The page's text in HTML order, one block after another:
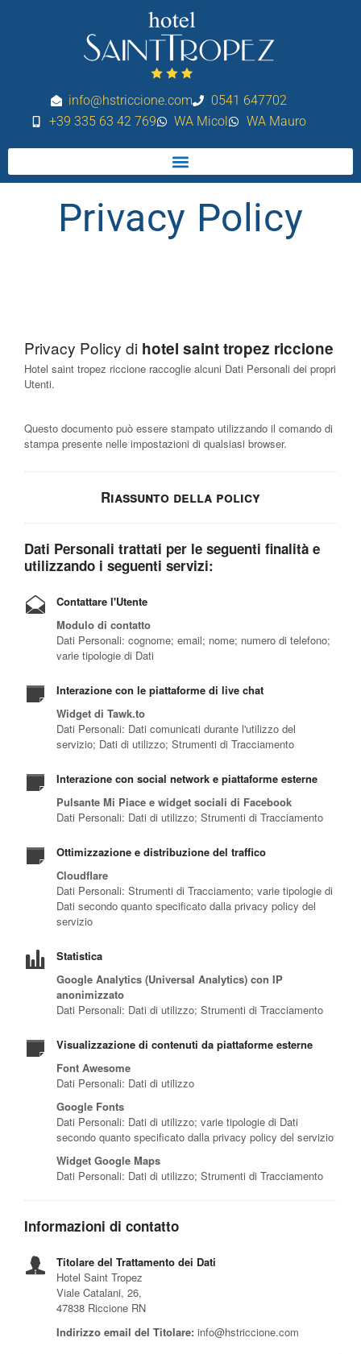
info@hstriccione.com
0541 647702
+39 335 63 42 769
WA Micol WA Mauro
Privacy Policy
Privacy Policy di hotel saint tropez riccione
Hotel saint tropez riccione raccoglie alcuni Dati Personali dei propri
Utenti.
Questo documento può essere stampato utilizzando il comando di
stampa presente nelle impostazioni di qualsiasi browser.
Riassunto della policy
Dati Personali trattati per le seguenti finalità e
utilizzando i seguenti servizi:
Contattare l'Utente
Modulo di contatto
Dati Personali: cognome; email; nome; numero di telefono;
varie tipologie di Dati
Interazione con le piattaforme di live chat
Widget di Tawk.to
Dati Personali: Dati comunicati durante l'utilizzo del
servizio; Dati di utilizzo; Strumenti di Tracciamento
Interazione con social network e piattaforme esterne
Pulsante Mi Piace e widget sociali di Facebook
Dati Personali: Dati di utilizzo; Strumenti di Tracciamento
Ottimizzazione e distribuzione del traffico
Cloudflare
Dati Personali: Strumenti di Tracciamento; varie tipologie di
Dati secondo quanto specificato dalla privacy policy del
servizio
Statistica
Google Analytics (Universal Analytics) con IP
anonimizzato
Dati Personali: Dati di utilizzo; Strumenti di Tracciamento
Visualizzazione di contenuti da piattaforme esterne
Font Awesome
Dati Personali: Dati di utilizzo
Google Fonts
Dati Personali: Dati di utilizzo; varie tipologie di Dati
secondo quanto specificato dalla privacy policy del servizio
Widget Google Maps
Dati Personali: Dati di utilizzo; Strumenti di Tracciamento
Informazioni di contatto
Titolare del Trattamento dei Dati
Hotel Saint Tropez
Viale Catalani, 26,
47838 Riccione RN
Indirizzo email del Titolare: info@hstriccione.com